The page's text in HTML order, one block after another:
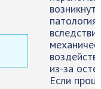
возникнуть
из-за
Если